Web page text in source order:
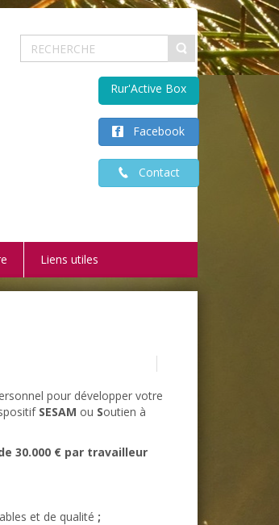
Facebook
Contact
Rur'Active Box
Liens utiles
pour développer votre
SESAM ou Soutien à
30.000 € par travailleur
et de qualité ;